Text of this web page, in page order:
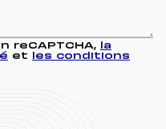
reCAPTCHA,
la
et
les conditions